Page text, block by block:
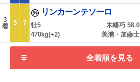
3
着
5 7
リンカーンテソーロ
牡5
470kg(+2)
木幡巧 58.0
美浦・加藤士
全着順を見る